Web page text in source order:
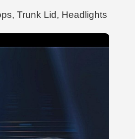
Trunk Lid, Headlights